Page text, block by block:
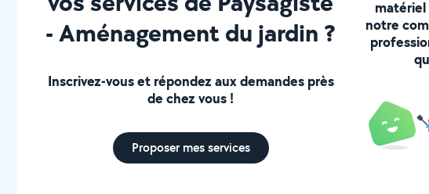
- Aménagement du jardin ?
Inscrivez-vous et répondez aux demandes près
de chez vous !
Proposer mes services
matériel
notre